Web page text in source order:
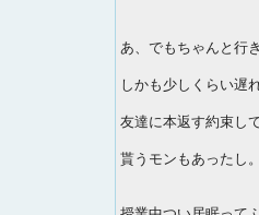
あ、でもちゃんと行
しかも少しくらい遅
友達に本返す約束して
貰うモンもあったし。